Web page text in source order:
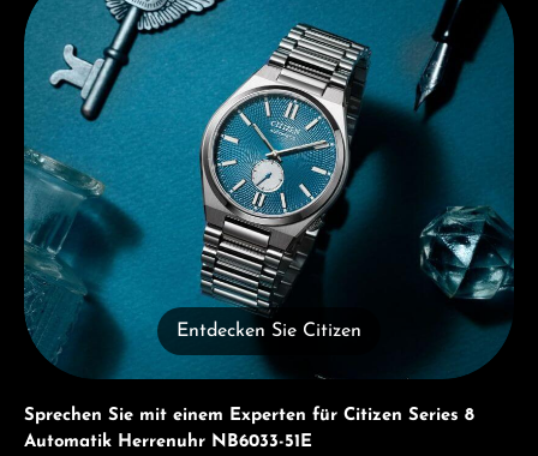
Entdecken Sie Citizen
Sprechen Sie mit einem Experten für Citizen Series 8
Automatik Herrenuhr NB6033-51E